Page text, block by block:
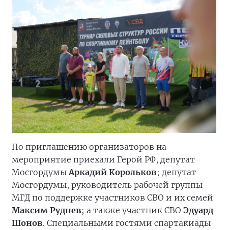
По приглашению организаторов на
мероприятие приехали Герой РФ, депутат
МосгордумыАркадий Корольков; депутат
Мосгордумы, руководитель рабочей группы
МГД по поддержке участников СВО и их семей
Максим Руднев; а также участник СВО Эдуард
Шонов. Специальными гостями спартакиады